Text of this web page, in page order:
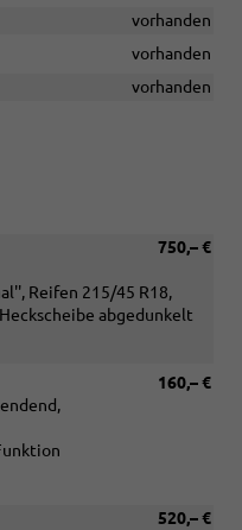
vorhanden
vorhanden
vorhanden
750,– €
Reifen 215/45 R18,
abgedunkelt
160,– €
520,– €